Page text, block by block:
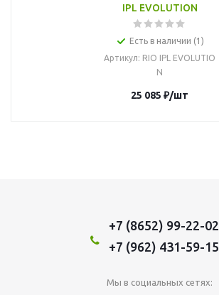
IPL EVOLUTION
Есть в наличии (1)
Артикул: RIO IPL EVOLUTIO
N
25 085 ₽/шт
+7 (8652) 99-22-02
+7 (962) 431-59-15
Мы в социальных сетях: